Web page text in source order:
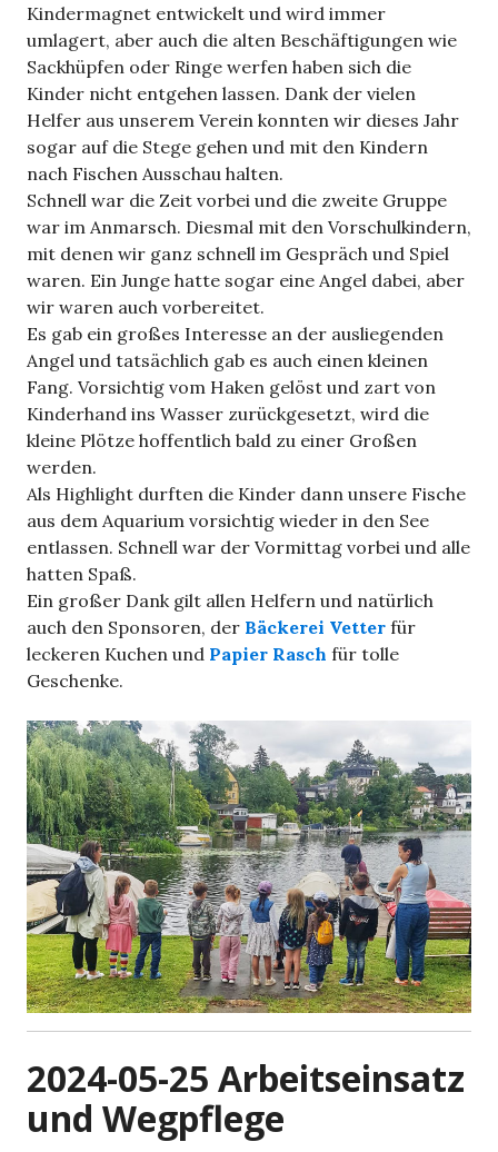
Kindermagnet entwickelt und wird immer
umlagert, aber auch die alten Beschäftigungen wie
Sackhüpfen oder Ringe werfen haben sich die
Kinder nicht entgehen lassen. Dank der vielen
Helfer aus unserem Verein konnten wir dieses Jahr
sogar auf die Stege gehen und mit den Kindern
nach Fischen Ausschau halten.
Schnell war die Zeit vorbei und die zweite Gruppe
war im Anmarsch. Diesmal mit den Vorschulkindern,
mit denen wir ganz schnell im Gespräch und Spiel
waren. Ein Junge hatte sogar eine Angel dabei, aber
wir waren auch vorbereitet.
Es gab ein großes Interesse an der ausliegenden
Angel und tatsächlich gab es auch einen kleinen
Fang. Vorsichtig vom Haken gelöst und zart von
Kinderhand ins Wasser zurückgesetzt, wird die
kleine Plötze hoffentlich bald zu einer Großen
werden.
Als Highlight durften die Kinder dann unsere Fische
aus dem Aquarium vorsichtig wieder in den See
entlassen. Schnell war der Vormittag vorbei und alle
hatten Spaß.
Ein großer Dank gilt allen Helfern und natürlich
auch den Sponsoren, der Bäckerei Vetter für
leckeren Kuchen und Papier Rasch für tolle
Geschenke.
2024-05-25 Arbeitseinsatz
und Wegpflege